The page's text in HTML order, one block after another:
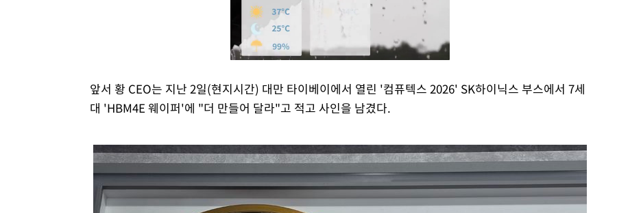
앞서 황 CEO는 지난 2일(현지시간) 대만 타이베이에서 열린 '컴퓨텍스 2026' SK하이닉스 부스에서 7세
대 'HBM4E 웨이퍼'에 "더 만들어 달라"고 적고 사인을 남겼다.